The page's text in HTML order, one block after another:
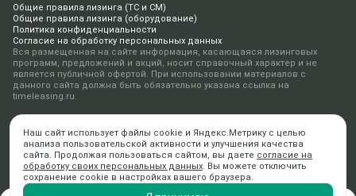
Общие правила лизинга (ТС и СМ)
Общие правила лизинга (оборудование)
Политика конфиденциальности
Согласие на обработку персональных данных
Вся размещенная на сайте информация, касающаяся лизинговых
программ, предложений и акций, носит справочный характер и не
является публичной офертой. При использовании материалов с
данного сайта должна быть обязательно указана ссылка на
timeleasing.ru.
Дизайн ANFALOVA.ART
Разработкаdigital-агентство AiR
Наш сайт использует файлы cookie и Яндекс.Метрику с целью
анализа пользовательской активности и улучшения качества
сайта. Продолжая пользоваться сайтом, вы даете согласие на
обработку своих персональных данных. Вы можете отключить
сохранение cookie в настройках вашего браузера.